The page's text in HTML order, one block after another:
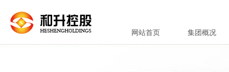
网站首页 集团概况